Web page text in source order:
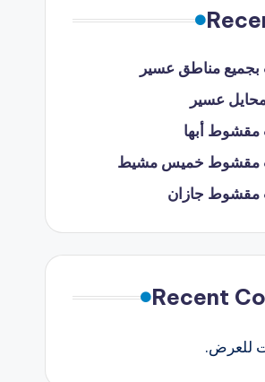
مناطق عسير
عسير
أبها
مقشوط خميس مشيط
مقشوط جازان
Recent
للعرض.